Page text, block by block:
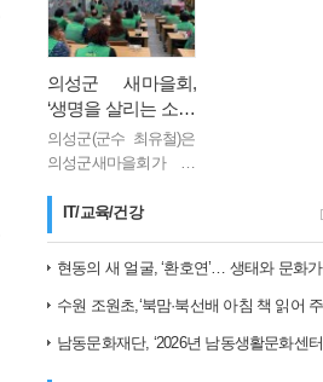
노벨문학상 수상 작가
인 벨기에 극작가 모리
의성군 새마을회,
‘생명을 살리는 소화
기․소화전․심폐소
생술 교육’실시
의성군(군수 최유철)은
의성군새마을회가 지
을회관에서 관내 18개
읍․면 새마을회 회장단
등 40여 명을 대상으
기․소화전․심폐소생술
교...
IT/교육/건강